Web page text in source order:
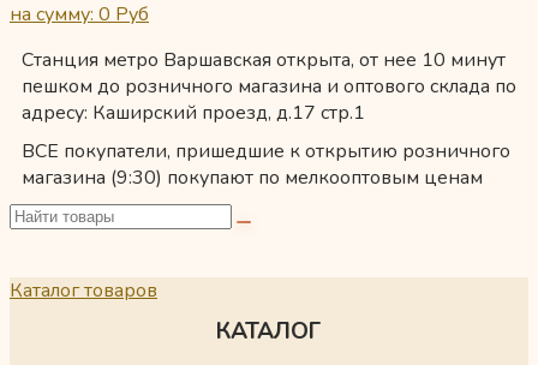
на сумму: 0 Руб
Станция метро Варшавская открыта, от нее 10 минут
пешком до розничного магазина и оптового склада по
адресу: Каширский проезд, д.17 стр.1
ВСЕ покупатели, пришедшие к открытию розничного
магазина (9:30) покупают по мелкооптовым ценам
Каталог товаров
КАТАЛОГ